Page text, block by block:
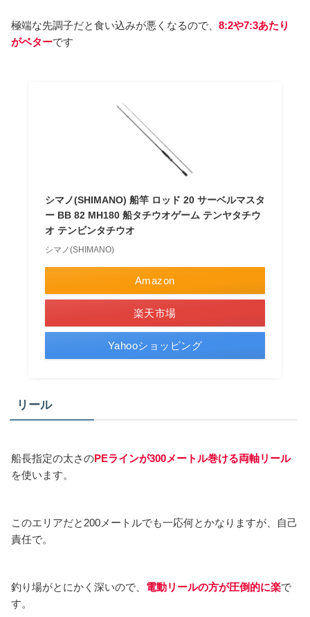
極端な先調子だと食い込みが悪くなるので、 8:2や7:3あたり
がベターです
シマノ(SHIMANO) 船竿 ロッド 20 サーベルマスタ
ー BB 82 MH180 船タチウオゲーム テンヤタチウ
オ テンビンタチウオ
シマノ(SHIMANO)
Amazon
楽天市場
Yahooショッピング
リール
船長指定の太さのPEラインが300メートル巻ける両軸リール
を使います。
このエリアだと200メートルでも一応何とかなりますが、自己
責任で。
釣り場がとにかく深いので、 電動リールの方が圧倒的に楽で
す。